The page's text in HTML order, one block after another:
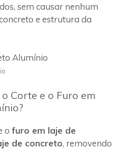
sem causar nenhum
e estrutura da
Corte e o Furo em
o furo em laje de
de concreto, removendo